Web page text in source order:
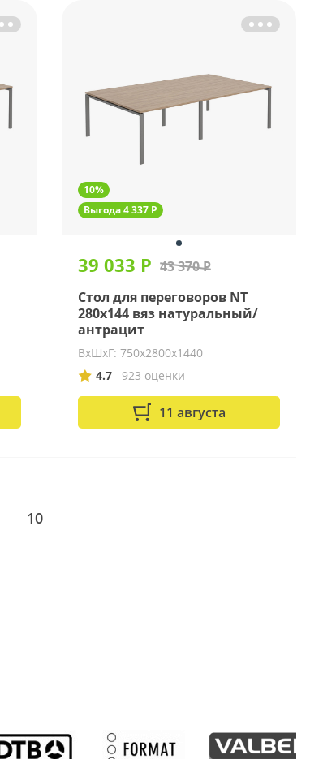
10%
Выгода 4 337 Р
39 033 Р 43 370 Р
Стол для переговоров NT
280х144 вяз натуральный/
антрацит
ВхШхГ: 750х2800х1440
4.7
923 оценки
11 августа
10